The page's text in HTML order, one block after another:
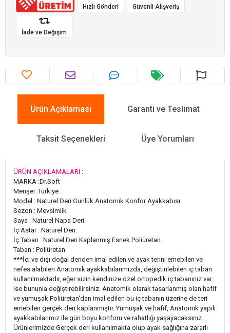
Hızlı Gönderi Güvenli Alışveriş
İade ve Değişim
Ürün Açıklaması Garanti ve Teslimat
Taksit Seçenekleri Üye Yorumları
ÜRÜN AÇIKLAMALARI :
MARKA :Dr.Soft
Menşei :Türkiye
Model : Naturel Deri Günlük Anatomik Konfor Ayakkabısı
Sezon : Mevsimlik
Saya : Naturel Napa Deri.
İç Astar : Naturel Deri.
İç Taban : Naturel Deri Kaplanmış Esnek Poliüretan.
Taban : Poliüretan
***İçi ve dışı doğal deriden imal edilen ve ayak terini emebilen ve
nefes alabilen Anatomik ayakkabılarımızda, değiştirilebilen iç taban
kullanılmaktadır, eğer sizin kendinize özel ortopedik iç tabanınız var
ise bununla değiştirebilirsiniz. Anatomik olarak tasarlanmış olan hafif
ve yumuşak Poliüretan'dan imal edilen bu iç tabanın üzerine de teri
emebilen gerçek deri kaplanmıştır. Yumuşak ve hafif, Anatomik yapılı
ayakkabılarımız ile gün boyu konforu ve rahatlığı yaşayacaksınız.
Ürünlerimizde Gerçek deri kullanılmakta olup ayak sağlığına zararlı